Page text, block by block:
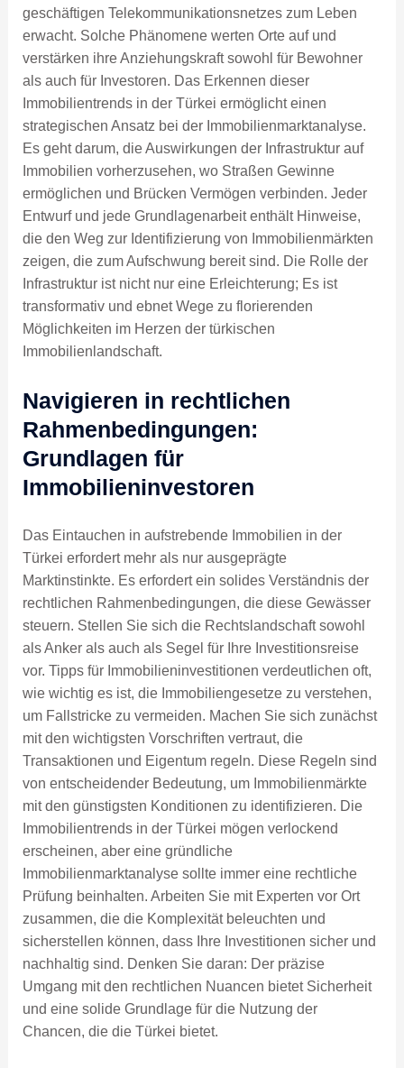
geschäftigen Telekommunikationsnetzes zum Leben
erwacht. Solche Phänomene werten Orte auf und
verstärken ihre Anziehungskraft sowohl für Bewohner
als auch für Investoren. Das Erkennen dieser
Immobilientrends in der Türkei ermöglicht einen
strategischen Ansatz bei der Immobilienmarktanalyse.
Es geht darum, die Auswirkungen der Infrastruktur auf
Immobilien vorherzusehen, wo Straßen Gewinne
ermöglichen und Brücken Vermögen verbinden. Jeder
Entwurf und jede Grundlagenarbeit enthält Hinweise,
die den Weg zur Identifizierung von Immobilienmärkten
zeigen, die zum Aufschwung bereit sind. Die Rolle der
Infrastruktur ist nicht nur eine Erleichterung; Es ist
transformativ und ebnet Wege zu florierenden
Möglichkeiten im Herzen der türkischen
Immobilienlandschaft.
Navigieren in rechtlichen
Rahmenbedingungen:
Grundlagen für
Immobilieninvestoren
Das Eintauchen in aufstrebende Immobilien in der
Türkei erfordert mehr als nur ausgeprägte
Marktinstinkte. Es erfordert ein solides Verständnis der
rechtlichen Rahmenbedingungen, die diese Gewässer
steuern. Stellen Sie sich die Rechtslandschaft sowohl
als Anker als auch als Segel für Ihre Investitionsreise
vor. Tipps für Immobilieninvestitionen verdeutlichen oft,
wie wichtig es ist, die Immobiliengesetze zu verstehen,
um Fallstricke zu vermeiden. Machen Sie sich zunächst
mit den wichtigsten Vorschriften vertraut, die
Transaktionen und Eigentum regeln. Diese Regeln sind
von entscheidender Bedeutung, um Immobilienmärkte
mit den günstigsten Konditionen zu identifizieren. Die
Immobilientrends in der Türkei mögen verlockend
erscheinen, aber eine gründliche
Immobilienmarktanalyse sollte immer eine rechtliche
Prüfung beinhalten. Arbeiten Sie mit Experten vor Ort
zusammen, die die Komplexität beleuchten und
sicherstellen können, dass Ihre Investitionen sicher und
nachhaltig sind. Denken Sie daran: Der präzise
Umgang mit den rechtlichen Nuancen bietet Sicherheit
und eine solide Grundlage für die Nutzung der
Chancen, die die Türkei bietet.